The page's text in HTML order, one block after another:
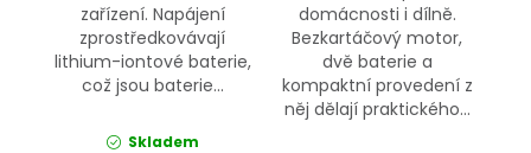
zařízení. Napájení
zprostředkovávají
lithium-iontové baterie,
což jsou baterie...
Skladem
domácnosti i dílně.
Bezkartáčový motor,
dvě baterie a
kompaktní provedení z
něj dělají praktického...